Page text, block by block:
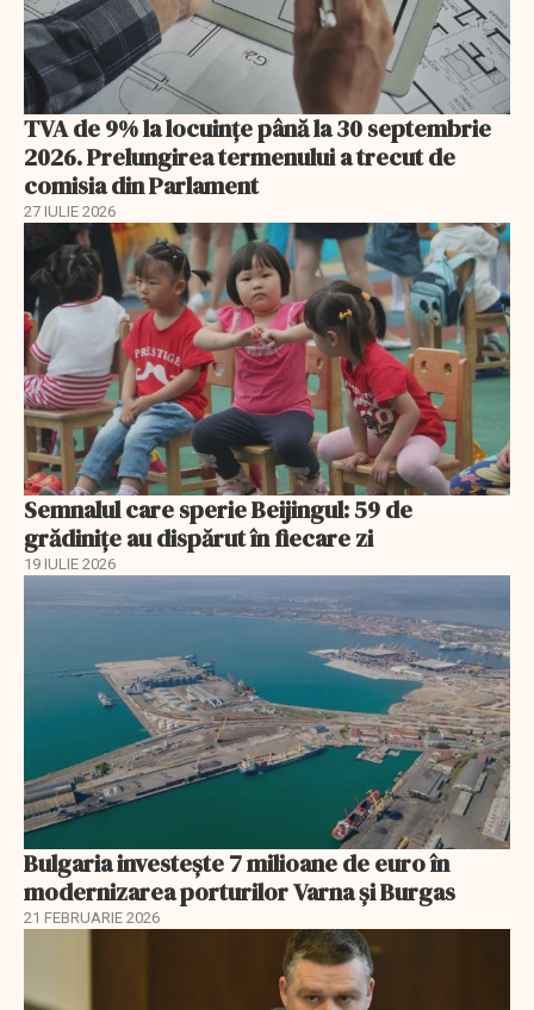
TVA de 9% la locuințe până la 30 septembrie
2026. Prelungirea termenului a trecut de
comisia din Parlament
27 IULIE 2026
Semnalul care sperie Beijingul: 59 de
grădinițe au dispărut în fiecare zi
19 IULIE 2026
Bulgaria investește 7 milioane de euro în
modernizarea porturilor Varna și Burgas
21 FEBRUARIE 2026